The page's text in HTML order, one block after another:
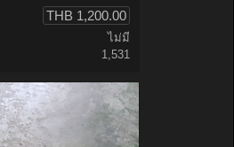
THB 1,200.00
ไม่มี
1,531